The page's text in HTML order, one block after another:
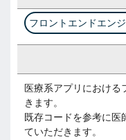
フロントエンドエン
医療系アプリにおける
きます。
既存コードを参考に医
ていただきます。